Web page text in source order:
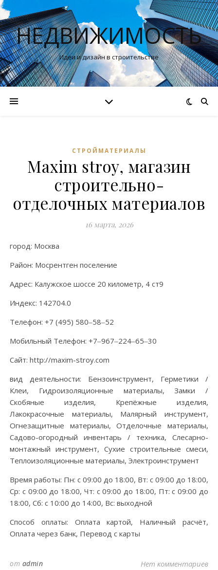
НЕДВИЖИМОСТЬ
Идеи и дизайн в строительстве
СТРОЙМАТЕРИАЛЫ
Maxim stroy, магазин
строительно-
отделочных материалов
16 марта, 2026
город: Москва
Район: Мосрентген поселение
Адрес: Калужское шоссе 20 километр, 4 ст9
Индекс: 142704.0
Телефон: +7 (495) 580‒58‒52
Мобильный Телефон: +7‒967‒224‒65‒30
Сайт: http://maxim-stroy.com
вид деятельности: Бензоинструмент, Герметики /
Клеи, Гидроизоляционные материалы, Замки /
Скобяные изделия, Крепёжные изделия,
Лакокрасочные материалы, Малярный инструмент,
Огнезащитные материалы, Отделочные материалы,
Садово-огородный инвентарь / техника, Слесарно-
монтажный инструмент, Сухие строительные смеси,
Теплоизоляционные материалы, Электроинструмент
Время работы: Пн: с 09:00 до 18:00, Вт: с 09:00 до 18:00,
Ср: с 09:00 до 18:00, Чт: с 09:00 до 18:00, Пт: с 09:00 до
18:00, Сб: с 10:00 до 14:00, Вс: выходной
Способ оплаты: Оплата картой, Наличный расчёт,
Оплата через банк, Перевод с карты
от admin Нет комментариев